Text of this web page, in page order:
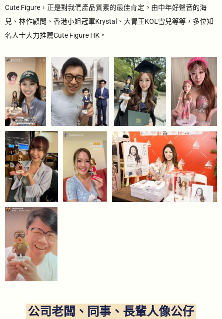
Cute Figure，正是對我們產品質素的最佳肯定。由中年好聲音的海
兒、林作顧問、香港小姐冠軍Krystal、大胃王KOL雪兒等等，多位知
名人士大力推薦Cute Figure HK。
公司老闆、同事、長輩人像公仔